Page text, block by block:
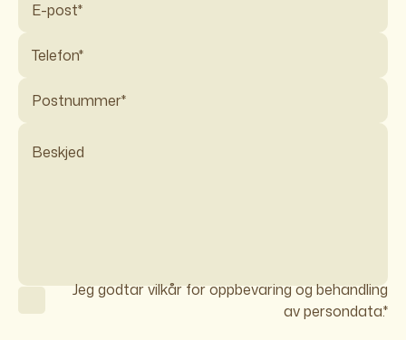
Jeg godtar vilkår for oppbevaring og behandling
av persondata.*